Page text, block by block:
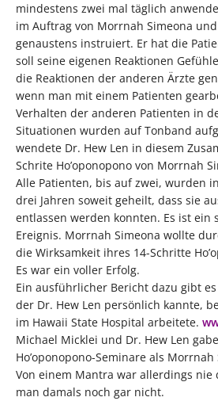
mindestens zwei mal täglich
im Auftrag von Morrnah Simeona
genaustens instruiert. Er hat die
soll seine eigenen Reaktionen
die Reaktionen der anderen Ärzte
wenn man mit einem Patienten
Verhalten der anderen Patienten in
Situationen wurden auf Tonband
wendete Dr. Hew Len in diesem
Schrite Ho’oponopono von Morrnah
Alle Patienten, bis auf zwei, wurden
drei Jahren soweit geheilt, dass sie
entlassen werden konnten. Es ist ein
Ereignis. Morrnah Simeona wollte
die Wirksamkeit ihres 14-Schritte
Es war ein voller Erfolg.
Ein ausführlicher Bericht dazu gibt
der Dr. Hew Len persönlich kannte,
im Hawaii State Hospital arbeitete.
Michael Micklei und Dr. Hew Len
Ho’oponopono-Seminare als
Von einem Mantra war allerdings nie
man damals noch gar nicht.